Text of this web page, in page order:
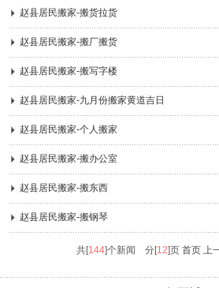
赵县居民搬家-搬货拉货
赵县居民搬家-搬厂搬货
赵县居民搬家-搬写字楼
赵县居民搬家-九月份搬家黄道吉日
赵县居民搬家-个人搬家
赵县居民搬家-搬办公室
赵县居民搬家-搬东西
赵县居民搬家-搬钢琴
共[144]个新闻 分[12]页 首页 上